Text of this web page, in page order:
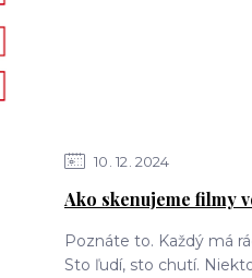
10 12 2024
Ako skenujeme filmy
Poznáte to. Každý má
Sto ľudí, sto chutí.